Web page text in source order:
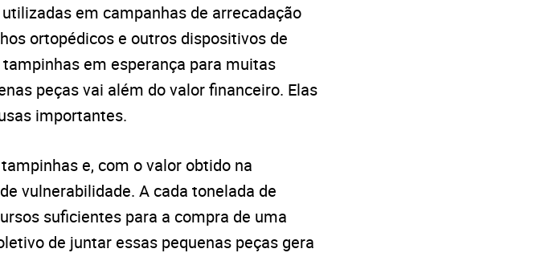
em campanhas de arrecadação
ortopédicos e outros dispositivos de
em esperança para muitas
peças vai além do valor financeiro. Elas
importantes.
e, com o valor obtido na
vulnerabilidade. A cada tonelada de
suficientes para a compra de uma
de juntar essas pequenas peças gera